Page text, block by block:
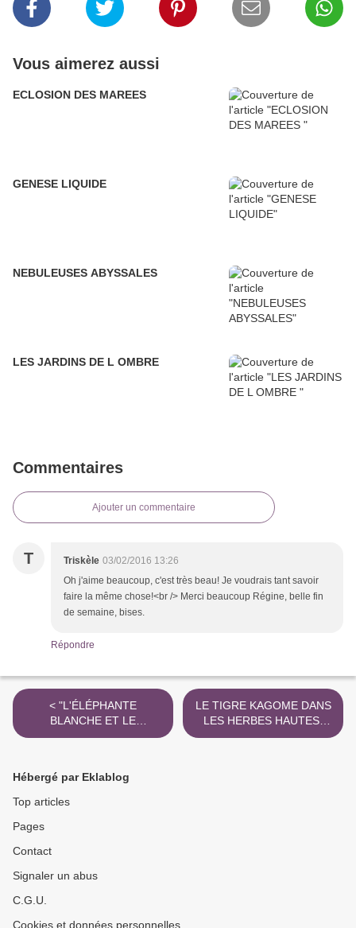
Vous aimerez aussi
ECLOSION DES MAREES
GENESE LIQUIDE
NEBULEUSES ABYSSALES
LES JARDINS DE L OMBRE
Commentaires
Ajouter un commentaire
T Triskèle 03/02/2016 13:26
Oh j'aime beaucoup, c'est très beau! Je voudrais tant savoir
faire la même chose!<br /> Merci beaucoup Régine, belle fin
de semaine, bises.
Répondre
< "L'ÉLÉPHANTE
BLANCHE ET LE
TROUPEAU"
LE TIGRE KAGOME DANS
LES HERBES HAUTES"
(FELIN) >
Hébergé par Eklablog
Top articles
Pages
Contact
Signaler un abus
C.G.U.
Cookies et données personnelles